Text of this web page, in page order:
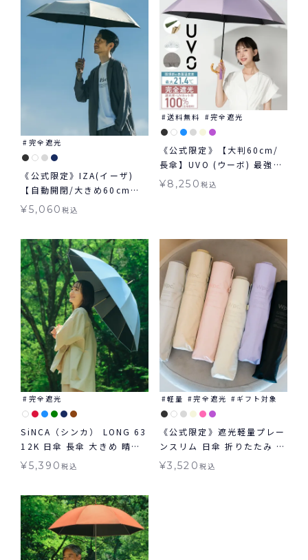
完全遮光
《公式限定》IZA(イーザ)
【自動開閉/大きめ60cm】
AUTOMATIC & SAFE 60cm
め 自動開閉傘 晴雨兼用 ギフ
ト対象
¥5,060税込
送料無料 完全遮光
《公式限定》【大判60cm/
長傘】UVO (ウーボ) 最強の
日傘 大きめタイプ ≪送料無
¥8,250 税込
完全遮光
SiNCA（シンカ） LONG 63
12K 日傘 長傘 大きめ 晴雨
兼用
¥5,390税込
軽量 完全遮光 ギフト対象
《公式限定》遮光軽量プレー
ンスリム 日傘 折りたたみ ギ
フト対象 晴雨兼用 Wpc.
¥3,520 税込